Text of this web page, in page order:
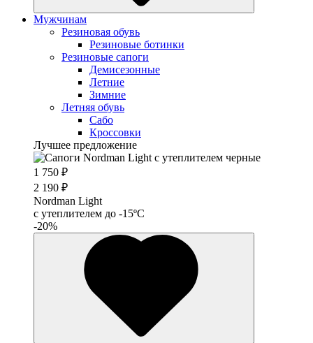
Мужчинам
Резиновая обувь
Резиновые ботинки
Резиновые сапоги
Демисезонные
Летние
Зимние
Летняя обувь
Сабо
Кроссовки
Лучшее предложение
1 750 ₽
2 190 ₽
Nordman Light
c утеплителем до -15ºС
-20%